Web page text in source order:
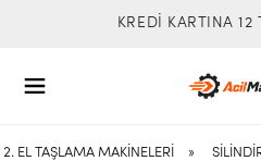
KREDİ KARTINA 12
2. EL TAŞLAMA MAKINELERI »